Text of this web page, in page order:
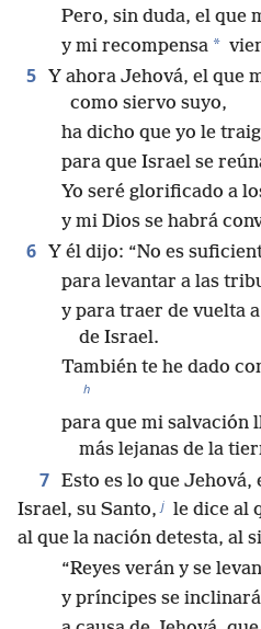
Pero, sin duda, el que
y mi recompensa *
5 Y ahora Jehová, el que
como siervo suyo,
ha dicho que yo le
para que Israel se
Yo seré glorificado a
y mi Dios se habrá
6 Y él dijo: “No es
para levantar a las
y para traer de vuelta
de Israel.
También te he dado
h
para que mi salvación
más lejanas de la
7 Esto es lo que
Israel, su Santo, j le dice al
al que la nación detesta, al
“Reyes verán y se
y príncipes se